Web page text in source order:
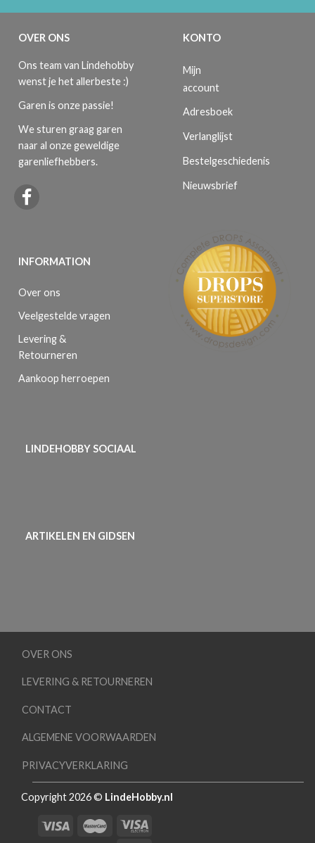
OVER ONS
Ons team van Lindehobby
wenst je het allerbeste :)
Garen is onze passie!
We sturen graag garen
naar al onze geweldige
garenliefhebbers.
INFORMATION
Over ons
Veelgestelde vragen
Levering &
Retourneren
Aankoop herroepen
KONTO
Mijn
account
Adresboek
Verlanglijst
Bestelgeschiedenis
Nieuwsbrief
LINDEHOBBY SOCIAAL
ARTIKELEN EN GIDSEN
OVER ONS
LEVERING & RETOURNEREN
CONTACT
ALGEMENE VOORWAARDEN
PRIVACYVERKLARING
Copyright 2026 © LindeHobby.nl